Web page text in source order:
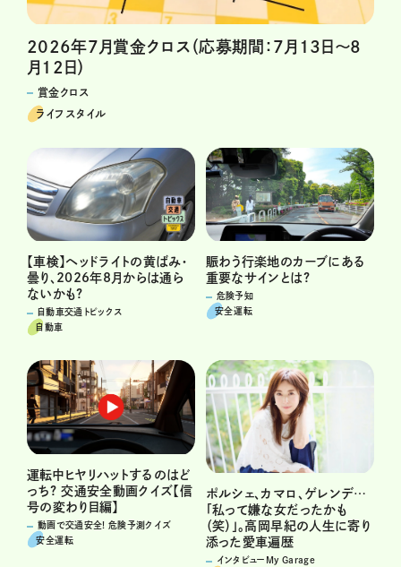
2026年7月賞金クロス（応募期間：7月13日～8
月12日）
賞金クロス
ライフスタイル
【車検】ヘッドライトの黄ばみ・
曇り、2026年8月からは通ら
ないかも?
自動車交通トピックス
自動車
賑わう行楽地のカーブにある
重要なサインとは?
危険予知
安全運転
運転中ヒヤリハットするのはど
っち? 交通安全動画クイズ【信
号の変わり目編】
動画で交通安全! 危険予測クイズ
安全運転
ポルシェ、カマロ、ゲレンデ…
「私って嫌な女だったかも
（笑）」。高岡早紀の人生に寄り
添った愛車遍歴
インタビューMy Garage